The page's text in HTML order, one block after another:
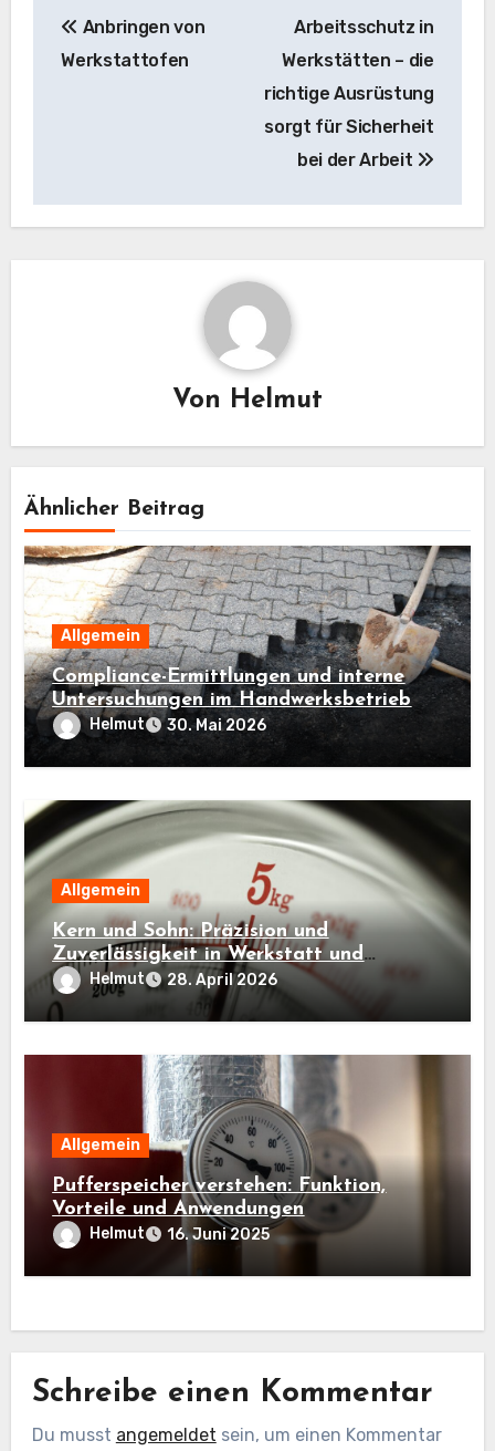
Anbringen von
Werkstattofen
Arbeitsschutz in
Werkstätten – die
richtige Ausrüstung
sorgt für Sicherheit
bei der Arbeit
Von Helmut
Ähnlicher Beitrag
Allgemein
Compliance-Ermittlungen und interne
Untersuchungen im Handwerksbetrieb
Helmut 30. Mai 2026
Allgemein
Kern und Sohn: Präzision und
Zuverlässigkeit in Werkstatt und
Industrie
Helmut 28. April 2026
Allgemein
Pufferspeicher verstehen: Funktion,
Vorteile und Anwendungen
Helmut 16. Juni 2025
Schreibe einen Kommentar
Du musst angemeldet sein, um einen Kommentar